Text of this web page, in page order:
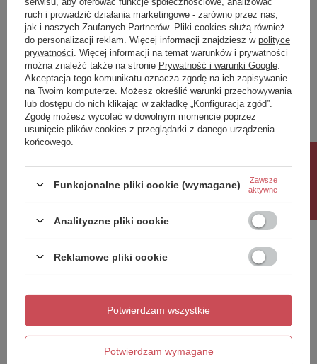
Napisz swoją opinię
Twoja ocena:
5/5
Treść twojej opinii
Dodaj własne zdjęcie produktu:
ruch i prowadzić działania marketingowe - zarówno przez nas,
jak i naszych Zaufanych Partnerów. Pliki cookies służą również
do personalizacji reklam. Więcej informacji znajdziesz w polityce
prywatności . Więcej informacji na temat warunków i prywatności
można znaleźć także na stronie Prywatność i warunki Google
Akceptacja tego komunikatu oznacza zgodę na ich zapisywanie
na Twoim komputerze. Możesz określić warunki przechowywania
lub dostępu do nich klikając w zakładkę „Konfiguracja zgód”.
Zgodę możesz wycofać w dowolnym momencie poprzez
usunięcie plików cookies z przeglądarki z danego urządzenia
końcowego.
Funkcjonalne pliki cookie (wymagane) Zawsze
aktywne
Analityczne pliki cookie
Reklamowe pliki cookie
Potwierdzam wymagane
Potwierdzam wszystkie